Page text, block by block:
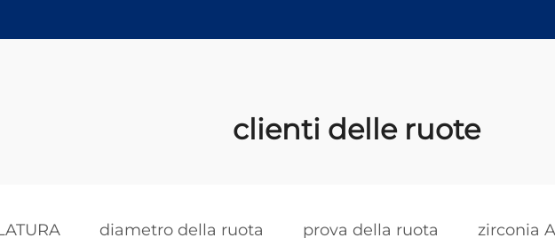
clienti delle ruote
diametro della ruota prova della ruota zirconia